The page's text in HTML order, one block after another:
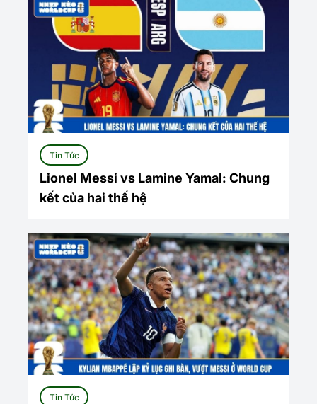
Tin Tức
Lionel Messi vs Lamine Yamal: Chung
kết của hai thế hệ
Tin Tức